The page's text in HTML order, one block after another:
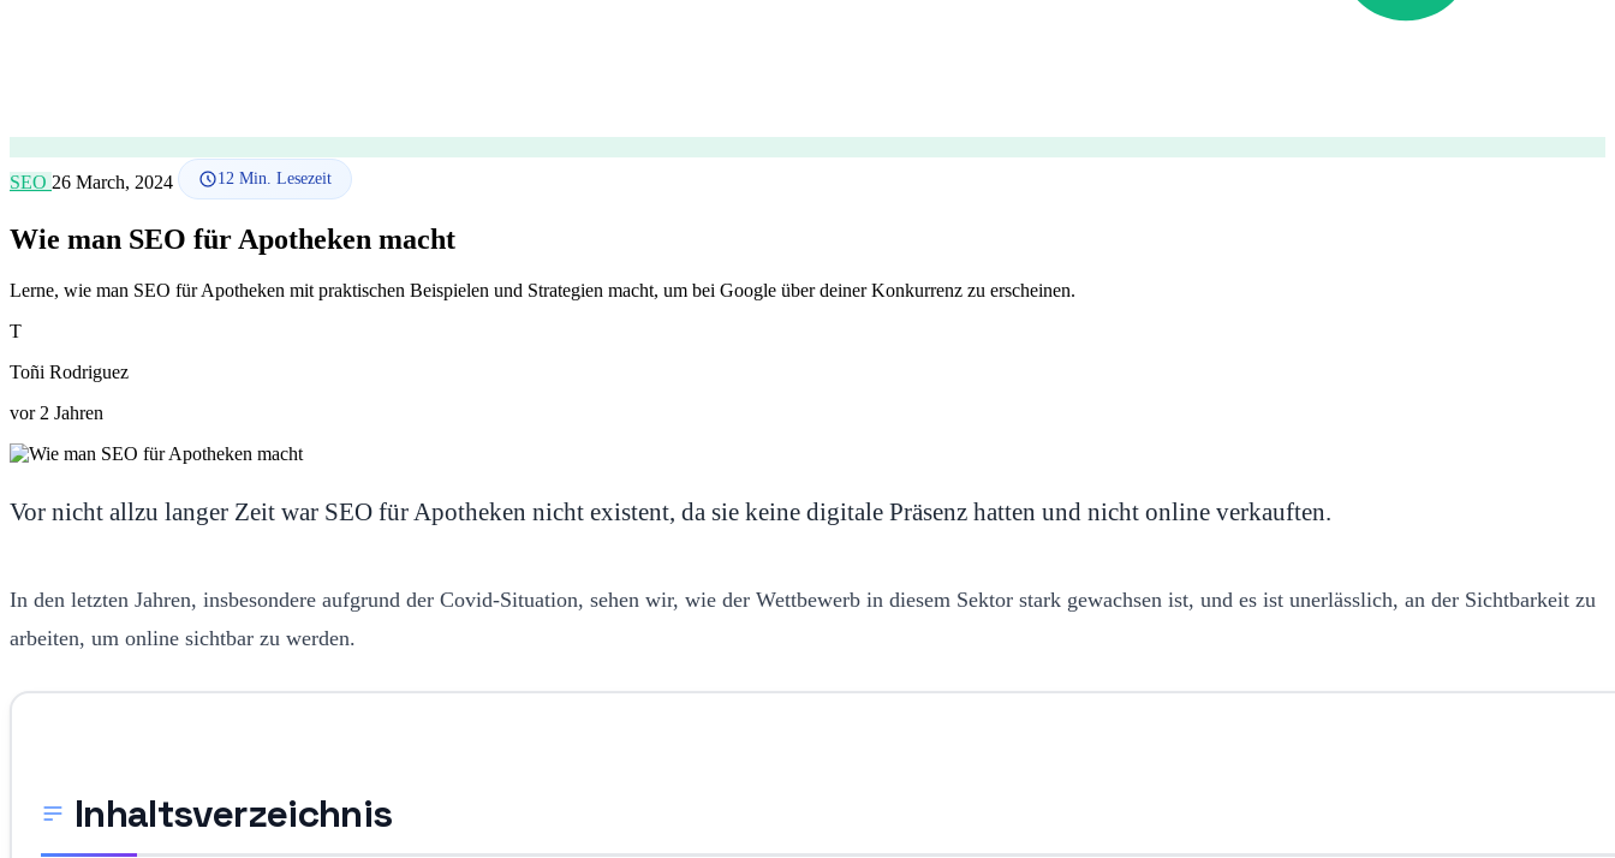
SEO 26 March, 2024 12 Min. Lesezeit
Wie man SEO für Apotheken macht
Lerne, wie man SEO für Apotheken mit praktischen Beispielen und Strategien macht, um bei Google über deiner Konkurrenz zu erscheinen.
T
Toñi Rodriguez
vor 2 Jahren
Vor nicht allzu langer Zeit war SEO für Apotheken nicht existent, da sie keine digitale Präsenz hatten und nicht online verkauften.
In den letzten Jahren, insbesondere aufgrund der Covid-Situation, sehen wir, wie der Wettbewerb in diesem Sektor stark gewachsen ist, und es ist unerlässlich, an der Sichtbarkeit zu
arbeiten, um online sichtbar zu werden.
Inhaltsverzeichnis